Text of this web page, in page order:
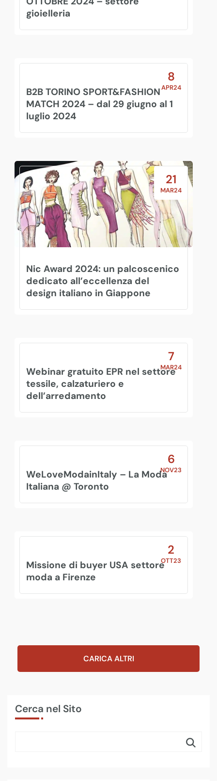
gioielleria
8
APR24
B2B TORINO SPORT&FASHION
MATCH 2024 – dal 29 giugno al 1
luglio 2024
21
MAR24
Nic Award 2024: un palcoscenico
dedicato all’eccellenza del
design italiano in Giappone
7
MAR24
Webinar gratuito EPR nel settore
tessile, calzaturiero e
dell’arredamento
6
NOV23
WeLoveModainItaly – La Moda
Italiana @ Toronto
2
OTT23
Missione di buyer USA settore
moda a Firenze
CARICA ALTRI
Cerca nel Sito